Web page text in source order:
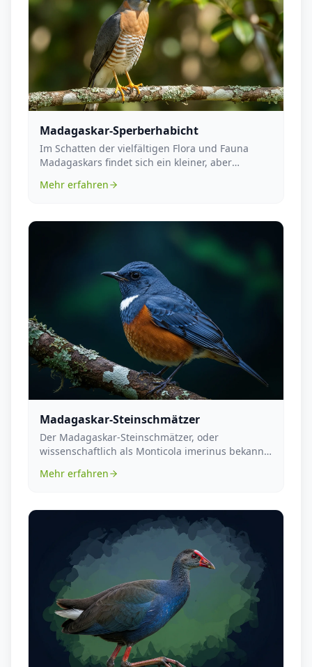
Madagaskar-Sperberhabicht
Im Schatten der vielfältigen Flora und Fauna
Madagaskars findet sich ein kleiner, aber
Mehr erfahren
Madagaskar-Steinschmätzer
Der Madagaskar-Steinschmätzer, oder
wissenschaftlich als Monticola imerinus bekannt,
Mehr erfahren